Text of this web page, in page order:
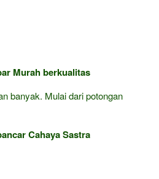
Murah berkualitas
banyak. Mulai dari potongan
Cahaya Sastra